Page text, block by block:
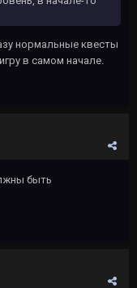
нормальные квесты
в самом начале.
быть